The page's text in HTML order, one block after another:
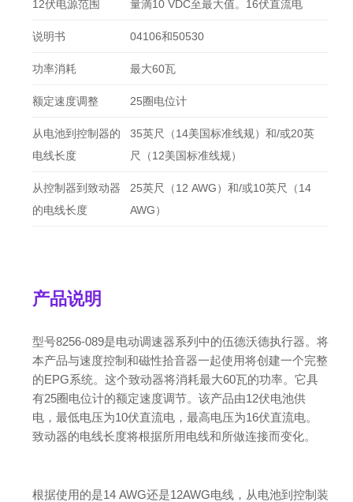
12伏电源范围 量滴10 VDC至最大值。16伏直流电
说明书 04106和50530
功率消耗 最大60瓦
额定速度调整 25圈电位计
从电池到控制器的
电线长度
35英尺（14美国标准线规）和/或20英
尺（12美国标准线规）
从控制器到致动器
的电线长度
25英尺（12 AWG）和/或10英尺（14
AWG）
产品说明
型号8256-089是电动调速器系列中的伍德沃德执行器。将
本产品与速度控制和磁性拾音器一起使用将创建一个完整
的EPG系统。这个致动器将消耗最大60瓦的功率。它具
有25圈电位计的额定速度调节。该产品由12伏电池供
电，最低电压为10伏直流电，最高电压为16伏直流电。
致动器的电线长度将根据所用电线和所做连接而变化。
根据使用的是14 AWG还是12AWG电线，从电池到控制装